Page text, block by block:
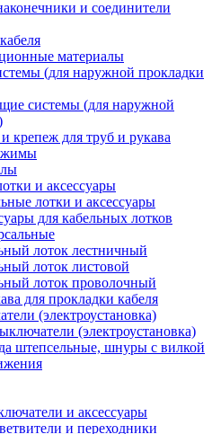
и соединители
материалы
(для наружной прокладки
системы (для наружной
крепеж для труб и рукава
и аксессуары
лотки и аксессуары
для кабельных лотков
лоток лестничный
лоток листовой
лоток проволочный
для прокладки кабеля
(электроустановка)
(электроустановка)
штепсельные, шнуры с вилкой
и аксессуары
и переходники